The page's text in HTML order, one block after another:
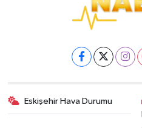
Eskişehir Hava Durumu